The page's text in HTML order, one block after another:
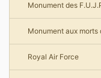
Monument des
Monument aux morts
Royal Air Force